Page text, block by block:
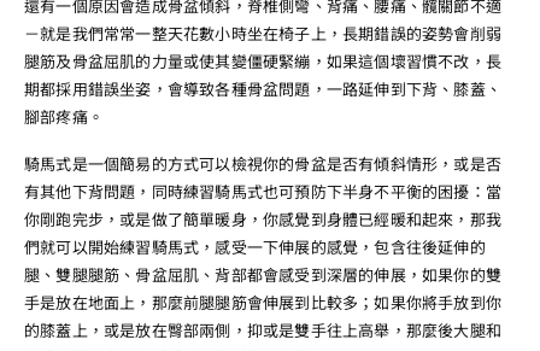
還有一個原因會造成骨盆傾斜，脊椎側彎、背痛、腰痛、髖關節不適
－就是我們常常一整天花數小時坐在椅子上，長期錯誤的姿勢會削弱
腿筋及骨盆屈肌的力量或使其變僵硬緊繃，如果這個壞習慣不改，長
期都採用錯誤坐姿，會導致各種骨盆問題，一路延伸到下背、膝蓋、
腳部疼痛。
騎馬式是一個簡易的方式可以檢視你的骨盆是否有傾斜情形，或是否
有其他下背問題，同時練習騎馬式也可預防下半身不平衡的困擾：當
你剛跑完步，或是做了簡單暖身，你感覺到身體已經暖和起來，那我
們就可以開始練習騎馬式，感受一下伸展的感覺，包含往後延伸的
腿、雙腿腿筋、骨盆屈肌、背部都會感受到深層的伸展，如果你的雙
手是放在地面上，那麼前腿腿筋會伸展到比較多；如果你將手放到你
的膝蓋上，或是放在臀部兩側，抑或是雙手往上高舉，那麼後大腿和